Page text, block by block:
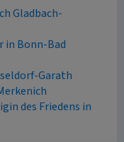
Gladbach-
in Bonn-Bad
Garath
des Friedens in